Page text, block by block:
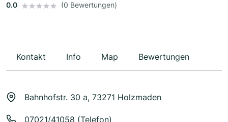
0.0 (0 Bewertungen)
Kontakt Info Map Bewertungen
Bahnhofstr. 30 a, 73271 Holzmaden
07021/41058 (Telefon)